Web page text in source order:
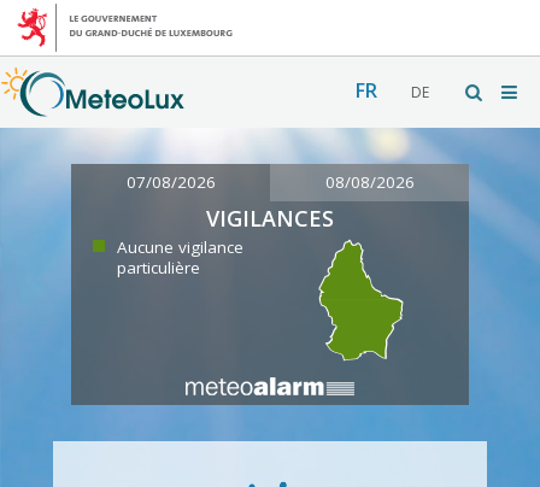
FR DE
07/08/2026 08/08/2026
VIGILANCES
Aucune vigilance
particulière